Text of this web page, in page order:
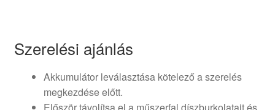
Szerelési ajánlás
Akkumulátor leválasztása kötelező a szerelés
megkezdése előtt.